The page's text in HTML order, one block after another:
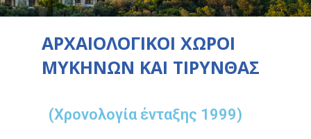
ΑΡΧΑΙΟΛΟΓΙΚΟΙ ΧΩΡΟΙ
ΜΥΚΗΝΩΝ ΚΑΙ ΤΙΡΥΝΘΑΣ
(Χρονολογία ένταξης 1999)